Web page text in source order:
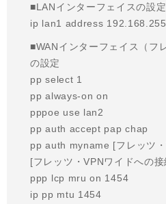
■LANインターフェイスの設定
ip lan1 address
■WANインターフェイス（フ
の設定
pp select 1
pp always-on on
pppoe use lan2
pp auth accept pap chap
pp auth myname [フレッツ
[フレッツ・VPNワイドへの
ppp lcp mru on 1454
ip pp mtu 1454